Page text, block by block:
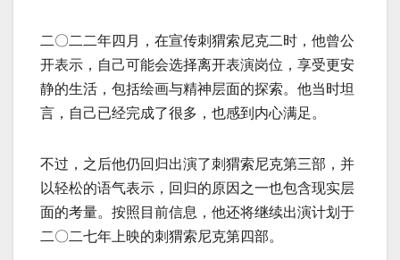
二〇二二年四月，在宣传刺猬索尼克二时，他曾公
开表示，自己可能会选择离开表演岗位，享受更安
静的生活，包括绘画与精神层面的探索。他当时坦
言，自己已经完成了很多，也感到内心满足。
不过，之后他仍回归出演了刺猬索尼克第三部，并
以轻松的语气表示，回归的原因之一也包含现实层
面的考量。按照目前信息，他还将继续出演计划于
二〇二七年上映的刺猬索尼克第四部。